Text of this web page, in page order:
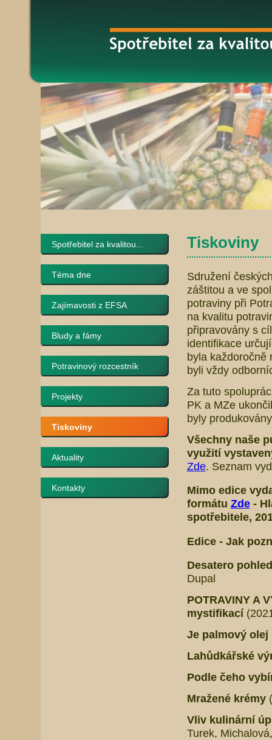
Spotřebitel za kvalitou...
Téma dne
Zajímavosti z EFSA
Bludy a fámy
Potravinový rozcestník
Projekty
Tiskoviny
Aktuality
Kontakty
Tiskoviny
Sdružení
záštitou a ve
potraviny při
na kvalitu
připravovány s
identifikace
byla každoročně
byli vždy
Za tuto
PK a MZe
byly
Všechny naše
využití
Zde. Seznam
Mimo edice
formátu Zde-
spotřebitele,
Edice - Jak
Desatero
Dupal
POTRAVINY A
mystifikací
Je palmový
Lahůdkářské
Podle čeho
Mražené krémy
Vliv kulinární
Turek,